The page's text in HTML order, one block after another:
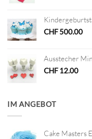
CHF500.00
Ausstecher
CHF12.00
IM ANGEBOT
Cake Masters